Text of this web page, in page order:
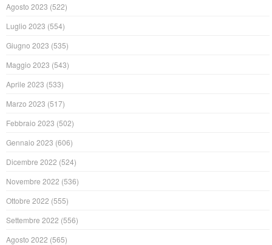
Agosto 2023 (522)
Luglio 2023 (554)
Giugno 2023 (535)
Maggio 2023 (543)
Aprile 2023 (533)
Marzo 2023 (517)
Febbraio 2023 (502)
Gennaio 2023 (606)
Dicembre 2022 (524)
Novembre 2022 (536)
Ottobre 2022 (555)
Settembre 2022 (556)
Agosto 2022 (565)